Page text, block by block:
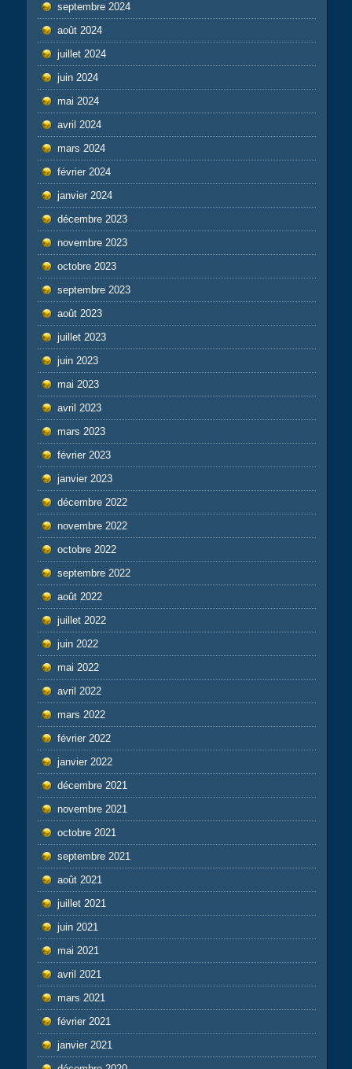
septembre 2024
août 2024
juillet 2024
juin 2024
mai 2024
avril 2024
mars 2024
février 2024
janvier 2024
décembre 2023
novembre 2023
octobre 2023
septembre 2023
août 2023
juillet 2023
juin 2023
mai 2023
avril 2023
mars 2023
février 2023
janvier 2023
décembre 2022
novembre 2022
octobre 2022
septembre 2022
août 2022
juillet 2022
juin 2022
mai 2022
avril 2022
mars 2022
février 2022
janvier 2022
décembre 2021
novembre 2021
octobre 2021
septembre 2021
août 2021
juillet 2021
juin 2021
mai 2021
avril 2021
mars 2021
février 2021
janvier 2021